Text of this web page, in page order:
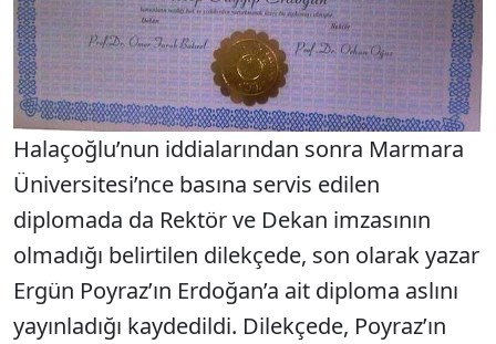
Halaçoğlu’nun iddialarından sonra Marmara
Üniversitesi’nce basına servis edilen
diplomada da Rektör ve Dekan imzasının
olmadığı belirtilen dilekçede, son olarak yazar
Ergün Poyraz’ın Erdoğan’a ait diploma aslını
yayınladığı kaydedildi. Dilekçede, Poyraz’ın